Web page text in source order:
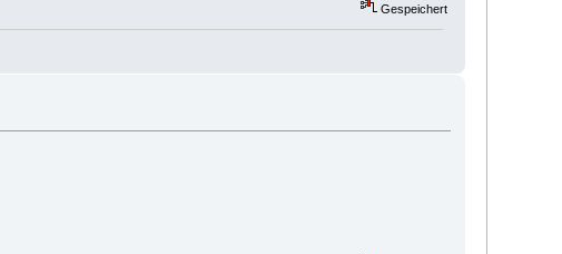
Gespeichert